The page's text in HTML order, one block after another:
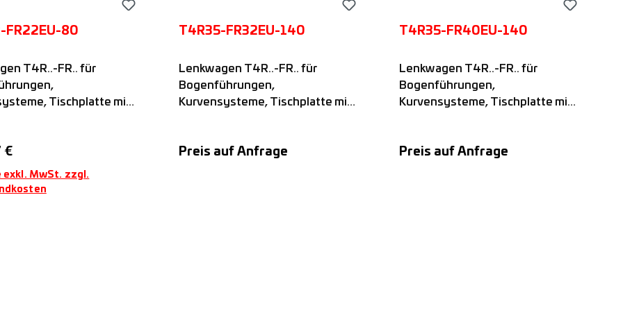
FR22EU-80
T4R..-FR.. für
Tischplatte mit
passend auf
Führungsschienen,
Preis:
€
exkl. MwSt. zzgl.
T4R35-FR32EU-140
Lenkwagen T4R..-FR.. für
Bogenführungen,
Kurvensysteme, Tischplatte mit
Rollenabstand, passend auf
Preis auf Anfrage
T4R35-FR40EU-140
Lenkwagen T4R..-FR.. für
Bogenführungen,
Kurvensysteme, Tischplatte mit
Rollenabstand, passend auf
Preis auf Anfrage